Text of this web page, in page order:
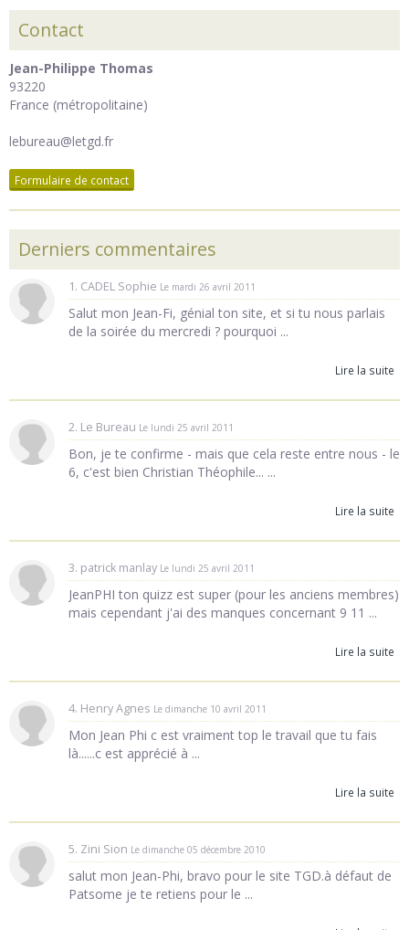
Contact
Jean-Philippe Thomas
93220
France (métropolitaine)
lebureau@letgd.fr
Formulaire de contact
Derniers commentaires
1. CADEL Sophie Le mardi 26 avril 2011
Salut mon Jean-Fi, génial ton site, et si tu nous parlais
de la soirée du mercredi ? pourquoi ...
Lire la suite
2. Le Bureau Le lundi 25 avril 2011
Bon, je te confirme - mais que cela reste entre nous - le
6, c'est bien Christian Théophile... ...
Lire la suite
3. patrick manlay Le lundi 25 avril 2011
JeanPHI ton quizz est super (pour les anciens membres)
mais cependant j'ai des manques concernant 9 11 ...
Lire la suite
4. Henry Agnes Le dimanche 10 avril 2011
Mon Jean Phi c est vraiment top le travail que tu fais
là......c est apprécié à ...
Lire la suite
5. Zini Sion Le dimanche 05 décembre 2010
salut mon Jean-Phi, bravo pour le site TGD.à défaut de
Patsome je te retiens pour le ...